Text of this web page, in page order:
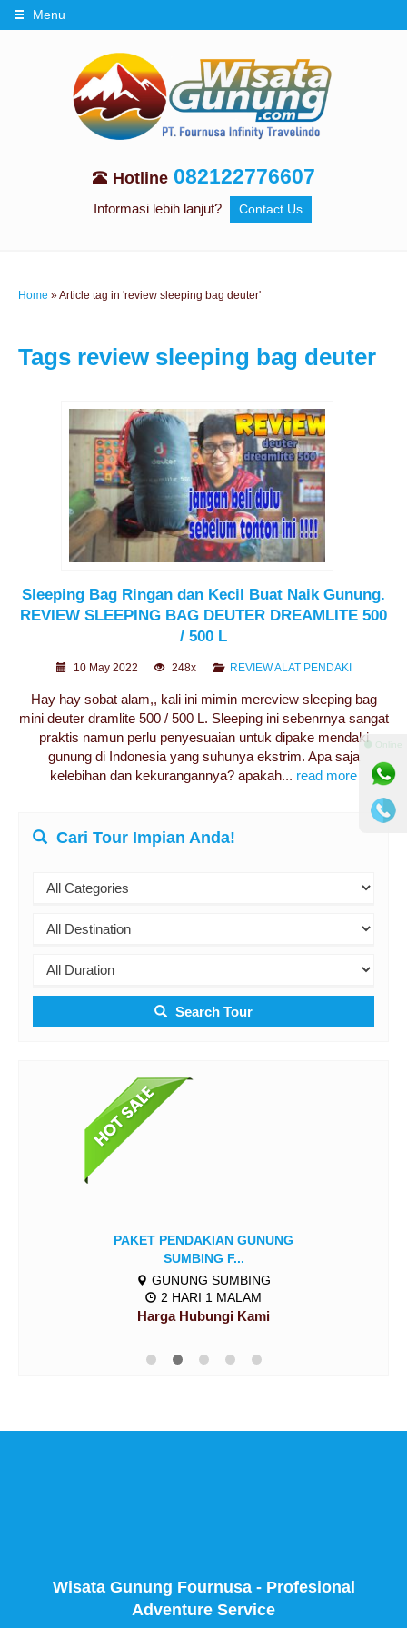
Menu
Hotline 082122776607
Informasi lebih lanjut? Contact Us
Home »Article tag in 'review sleeping bag deuter'
Tags review sleeping bag deuter
Sleeping Bag Ringan dan Kecil Buat Naik Gunung.
REVIEW SLEEPING BAG DEUTER DREAMLITE 500
/ 500 L
10 May 2022 248x REVIEW ALAT PENDAKI
Hay hay sobat alam,, kali ini mimin mereview sleeping bag
mini deuter dramlite 500 / 500 L. Sleeping ini sebenrnya sangat
praktis namun perlu penyesuaian untuk dipake mendaki
gunung di Indonesia yang suhunya ekstrim. Apa saja
kelebihan dan kekurangannya? apakah... read more
Cari Tour Impian Anda!
Search Tour
PAKET PENDAKIAN GUNUNG
SUMBING F...
GUNUNG SUMBING
2 HARI 1 MALAM
Harga Hubungi Kami
Wisata Gunung Fournusa - Profesional
Adventure Service
⚫ Online